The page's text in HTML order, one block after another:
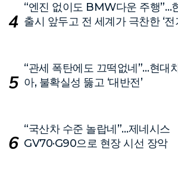
“엔진 없이도 BMW다운 주행”…
출시 앞두고 전 세계가 극찬한 ‘전
“관세 폭탄에도 끄떡없네”…현대
아, 불확실성 뚫고 ‘대반전’
“국산차 수준 놀랍네”…제네시스
GV70·G90으로 현장 시선 장악